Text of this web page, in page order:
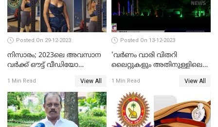
Posted On 29-12-2023
നിസാരം; 2023ലെ അവസാന
വർക്ക് ഔട്ട് വീഡിയോ
1 Min Read View All
Posted On 13-12-2023
'വര്‍ണം വാരി വിതറി
ലൈറ്റുകളും അതിനുള്ളിലെ
അണിഞ്ഞൊരുങ്ങി എസ് ബി
കോളേജ് മൈതാനം
1 Min Read View All